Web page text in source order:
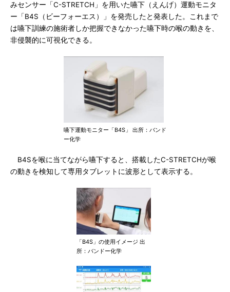
みセンサー「C-STRETCH」を用いた嚥下（えんげ）運動モニタ
ー「B4S（ビーフォーエス）」を発売したと発表した。これまで
は嚥下訓練の施術者しか把握できなかった嚥下時の喉の動きを、
非侵襲的に可視化できる。
嚥下運動モニター「B4S」 出所：バンド
ー化学
B4Sを喉に当てながら嚥下すると、搭載したC-STRETCHが喉
の動きを検知して専用タブレットに波形として表示する。
「B4S」の使用イメージ 出
所：バンドー化学